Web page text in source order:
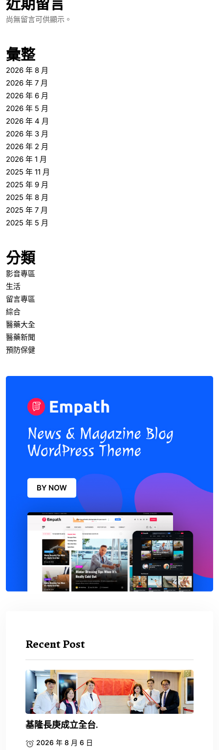
近期留言
尚無留言可供顯示。
彙整
2026 年 8 月
2026 年 7 月
2026 年 6 月
2026 年 5 月
2026 年 4 月
2026 年 3 月
2026 年 2 月
2026 年 1 月
2025 年 11 月
2025 年 9 月
2025 年 8 月
2025 年 7 月
2025 年 5 月
分類
影音專區
生活
留言專區
綜合
醫藥大全
醫藥新聞
預防保健
Recent Post
基隆長庚成立全台.
2026 年 8 月 6 日